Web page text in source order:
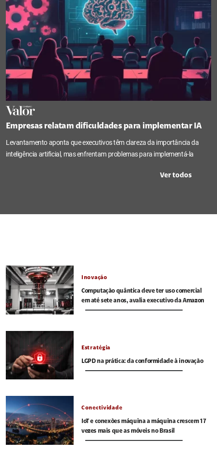
Empresas relatam dificuldades para implementar IA
Levantamento aponta que executivos têm clareza da importância da
inteligência artificial, mas enfrentam problemas para implementá-la
Ver todos
Inovação
Computação quântica deve ter uso comercial
em até sete anos, avalia executivo da Amazon
Estratégia
LGPD na prática: da conformidade à inovação
Conectividade
IoT e conexões máquina a máquina crescem 17
vezes mais que as móveis no Brasil